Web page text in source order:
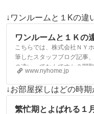
↓ワンルームと１Kの違
ワンルームと１Ｋの
すか？間取りの話。
ットワーク】(株
市・大洲市の賃貸・
こちらでは、株式会社ＮＹ
筆したスタッフブログ記事
の違いってなんですか？間
ますので、お住まい探しの
さい！
www.nyhome.jp
↓お部屋探しはどの時期
繁忙期とよばれる１